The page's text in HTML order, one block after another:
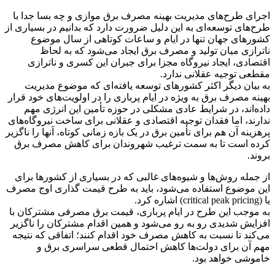
اجرای طرح‌های مدیریت بهینه مصرف برق موازی و چه بسا جدا با
طرح‌های توسعه‌ای به این دلیل ضرورت دارد که بدانیم در بسیاری از
کشورهای جهان تنها در ایام و ساعات کوتاهی از سال موضوع
ناترازی میان تولید و مصرف برق ایجاد می‌شود که به لحاظ
اقتصادی، ایجاد نیروگاه مجزا برای جبران این کسری و ناترازی
مقطعی توجیه عقلانی ندارد.
به بیان دیگر اکثر کشورهای توسعه یافته‌ای که موضوع مدیریت
بهینه مصرف برق به ویژه در ایام پرباری را در اولویت‌های خود قرار
داده‌اند، در شرایط عادی مشکلی در حوزه تأمین این انرژی مهم
ندارند، اما فقدان توجیه اقتصادی و عقلانی برای ساخت نیروگاه‌های
پرهزینه آن هم برای تأمین برق در یک بازه زمانی کوتاه، آنها را ناگزیر
کرده است تا به سمت ترغیب شهروندان برای کاهش مصرف برق
بروند.
از جمله روش‌ها و شیوه‌های غالبی که در بسیاری از کشورها برای
این موضوع استفاده می‌شود، باید به طرح قیمت گذاری اوج مصرف
یا (critical peak pricing) اشاره کرد.
به موجب این طرح در ایام پرباری، قیمت برق مصرفی مشترکان با
افزایش شدیدی رو به رو می‌شود و همین اقدام مشترکان را ناگزیر
می‌کند تا نسبت به کاهش مصرف خود اقدام کنند؛ اتفاقی که نتیجه
مهم آن برای دولت‌ها کاهش احتمال قطعی سراسری برق و
خاموشی خواهد بود.